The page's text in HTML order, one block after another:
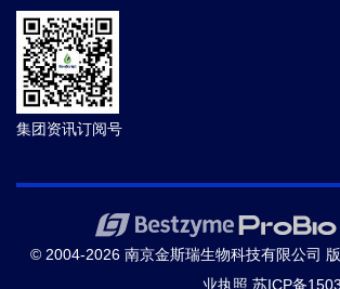
集团资讯订阅号
© 2004-2026 南京金斯瑞生物科技有限公司
业执照 苏ICP备